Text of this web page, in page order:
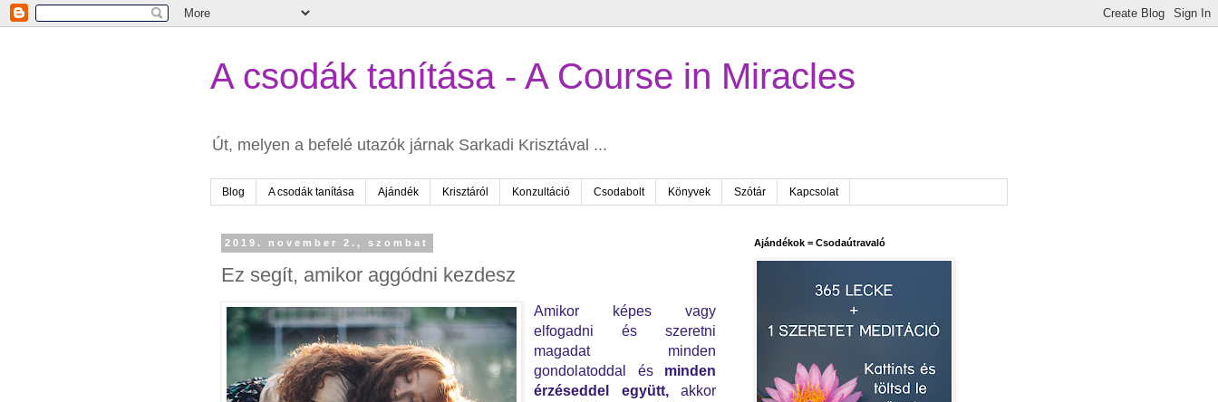
A csodák tanítása - A Course in Miracles
Út, melyen a befelé utazók járnak Sarkadi Krisztával ...
Blog A csodák tanítása Ajándék Krisztáról Konzultáció Csodabolt Könyvek Szótár Kapcsolat
2019. november 2., szombat
Ez segít, amikor aggódni kezdesz
Amikor képes vagy
elfogadni és szeretni
magadat minden
gondolatoddal és minden
érzéseddel együtt, akkor
Ajándékok = Csodaútravaló